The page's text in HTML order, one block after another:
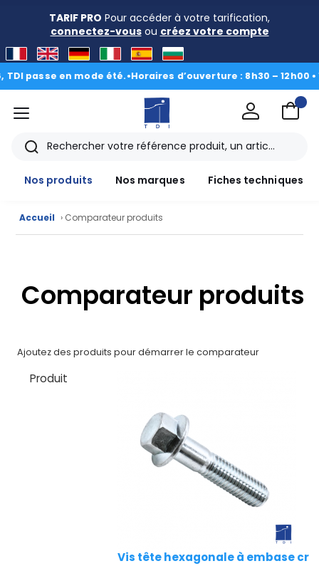
TARIF PRO Pour accéder à votre tarification,
connectez-vousou créez votre compte
passe en mode été.•Horaires d’ouverture : 8h30 – 12h00 •
produits
Nos
marques
menu
Rechercher
Nos produits
Nos marques Fiches techniques
Accueil › Comparateur produits
Comparateur produits
Ajoutez des produits pour démarrer le comparateur
Produit
Vis tête hexagonale à embase